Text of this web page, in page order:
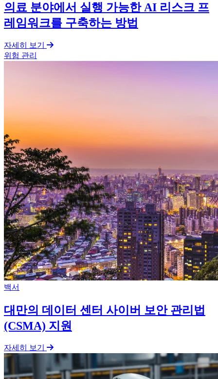
의료 분야에서 실행 가능한 AI 리스크 프
레임워크를 구축하는 방법
자세히 보기
위험 관리
백서
대만의 데이터 센터 사이버 보안 관리법
(CSMA) 지원
자세히 보기